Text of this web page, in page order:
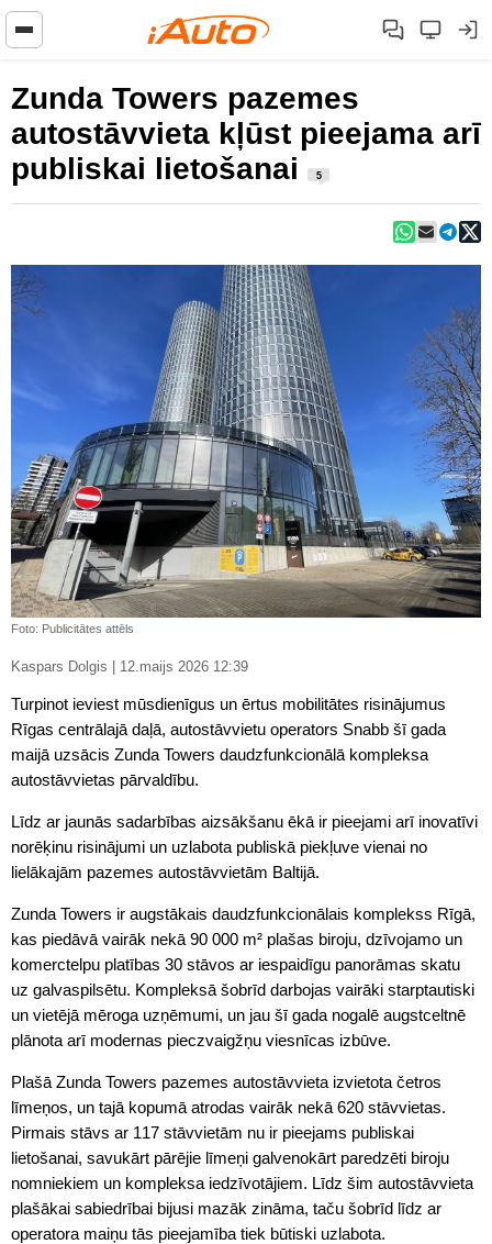
Zunda Towers pazemes
autostāvvieta kļūst pieejama arī
publiskai lietošanai
5
Foto: Publicitātes attēls
Kaspars Dolgis | 12.maijs 2026 12:39
Turpinot ieviest mūsdienīgus un ērtus mobilitātes risinājumus
Rīgas centrālajā daļā, autostāvvietu operators Snabb šī gada
maijā uzsācis Zunda Towers daudzfunkcionālā kompleksa
autostāvvietas pārvaldību.
Līdz ar jaunās sadarbības aizsākšanu ēkā ir pieejami arī inovatīvi
norēķinu risinājumi un uzlabota publiskā piekļuve vienai no
lielākajām pazemes autostāvvietām Baltijā.
Zunda Towers ir augstākais daudzfunkcionālais komplekss Rīgā,
kas piedāvā vairāk nekā 90 000 m² plašas biroju, dzīvojamo un
komerctelpu platības 30 stāvos ar iespaidīgu panorāmas skatu
uz galvaspilsētu. Kompleksā šobrīd darbojas vairāki starptautiski
un vietējā mēroga uzņēmumi, un jau šī gada nogalē augstceltnē
plānota arī modernas pieczvaigžņu viesnīcas izbūve.
Plašā Zunda Towers pazemes autostāvvieta izvietota četros
līmeņos, un tajā kopumā atrodas vairāk nekā 620 stāvvietas.
Pirmais stāvs ar 117 stāvvietām nu ir pieejams publiskai
lietošanai, savukārt pārējie līmeņi galvenokārt paredzēti biroju
nomniekiem un kompleksa iedzīvotājiem. Līdz šim autostāvvieta
plašākai sabiedrībai bijusi mazāk zināma, taču šobrīd līdz ar
operatora maiņu tās pieejamība tiek būtiski uzlabota.